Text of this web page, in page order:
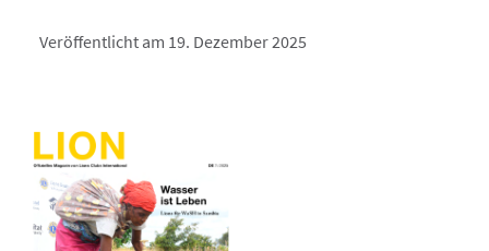
Veröffentlicht am 19. Dezember 2025